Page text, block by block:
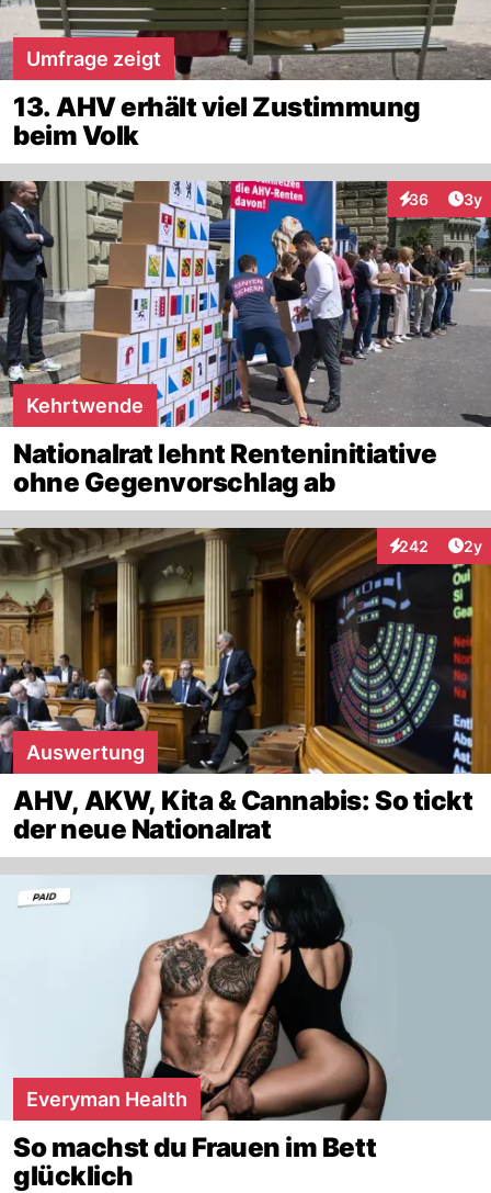
Umfrage zeigt
13. AHV erhält viel Zustimmung
beim Volk
36
Interaktionen
3y
Kehrtwende
Nationalrat lehnt Renteninitiative
ohne Gegenvorschlag ab
242
Interaktionen
2y
Auswertung
AHV, AKW, Kita & Cannabis: So tickt
der neue Nationalrat
Everyman Health
So machst du Frauen im Bett
glücklich